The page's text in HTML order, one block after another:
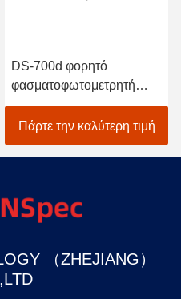
700d φορητό
30+
μέτρησης
37 πηγές φωτός
Πάρτε την καλύτερη τιμή
（ZHEJIANG）